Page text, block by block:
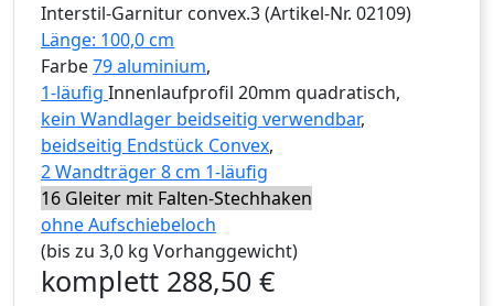
Interstil-Garnitur convex.3(Artikel-Nr. 02109)
Länge: 100,0 cm
Farbe79 aluminium,
1-läufig Innenlaufprofil 20mm quadratisch,
kein Wandlager beidseitig verwendbar,
beidseitig Endstück Convex,
2 Wandträger 8 cm 1-läufig
16 Gleiter mit Falten-Stechhaken
ohne Aufschiebeloch
(bis zu 3,0 kg Vorhanggewicht)
komplett 288,50 €